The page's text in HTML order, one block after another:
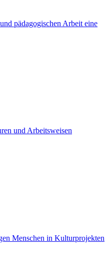
pädagogischen Arbeit eine
und Arbeitsweisen
Menschen in Kulturprojekten